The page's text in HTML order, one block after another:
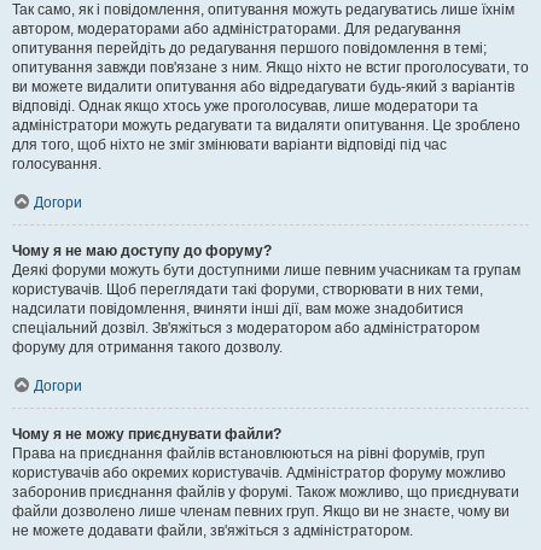
Так само, як і повідомлення, опитування можуть редагуватись лише їхнім
автором, модераторами або адміністраторами. Для редагування
опитування перейдіть до редагування першого повідомлення в темі;
опитування завжди пов'язане з ним. Якщо ніхто не встиг проголосувати, то
ви можете видалити опитування або відредагувати будь-який з варіантів
відповіді. Однак якщо хтось уже проголосував, лише модератори та
адміністратори можуть редагувати та видаляти опитування. Це зроблено
для того, щоб ніхто не зміг змінювати варіанти відповіді під час
голосування.
Догори
Чому я не маю доступу до форуму?
Деякі форуми можуть бути доступними лише певним учасникам та групам
користувачів. Щоб переглядати такі форуми, створювати в них теми,
надсилати повідомлення, вчиняти інші дії, вам може знадобитися
спеціальний дозвіл. Зв'яжіться з модератором або адміністратором
форуму для отримання такого дозволу.
Догори
Чому я не можу приєднувати файли?
Права на приєднання файлів встановлюються на рівні форумів, груп
користувачів або окремих користувачів. Адміністратор форуму можливо
заборонив приєднання файлів у форумі. Також можливо, що приєднувати
файли дозволено лише членам певних груп. Якщо ви не знаєте, чому ви
не можете додавати файли, зв'яжіться з адміністратором.